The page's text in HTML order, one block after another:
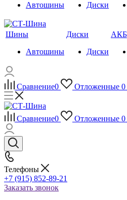
Автошины
Диски
Шины
Автошины
Диски
Диски
АКБ
Сравнение0 Отложенные 0
Сравнение0 Отложенные 0
Телефоны
+7 (915) 852-89-21
Заказать звонок